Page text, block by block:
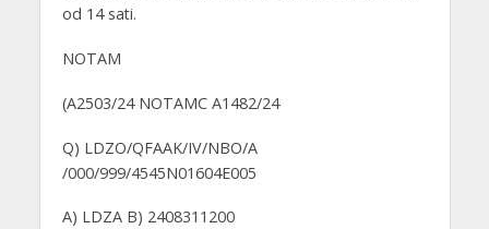
od 14 sati.
NOTAM
(A2503/24 NOTAMC A1482/24
Q) LDZO/QFAAK/IV/NBO/A
/000/999/4545N01604E005
A) LDZA B) 2408311200